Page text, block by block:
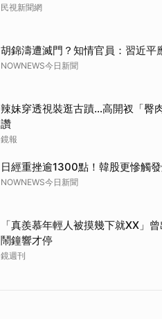
民視新聞網
胡錦濤遭滅門？知情官員：習近平
NOWNEWS今日新聞
辣妹穿透視裝逛古蹟…高開衩「臀
讚
鏡報
日經重挫逾1300點！韓股更慘觸
NOWNEWS今日新聞
「真羨慕年輕人被摸幾下就XX」
鬧鐘響才停
鏡週刊